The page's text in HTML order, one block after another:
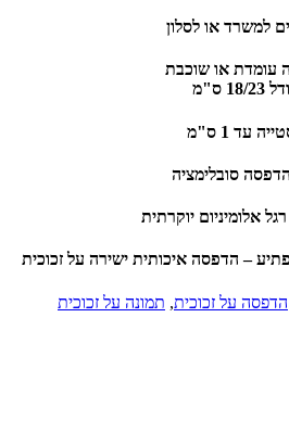
למשרד או לסלון
עומדת או שוכבת
18/23 ס"מ
עד 1 ס"מ
סובלימציה
אלומיניום יוקרתית
– הדפסה איכותית ישירה על זכוכית
הדפסה על זכוכית, תמונה על זכוכית